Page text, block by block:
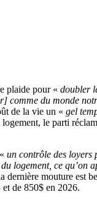
plaide pour « doubler
comme du monde
de la vie un « gel
le parti
un contrôle des loyers
logement, ce qu’on
dernière mouture est
de 850$ en 2026.